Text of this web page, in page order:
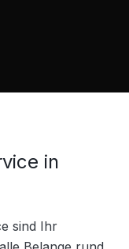
in
sind Ihr